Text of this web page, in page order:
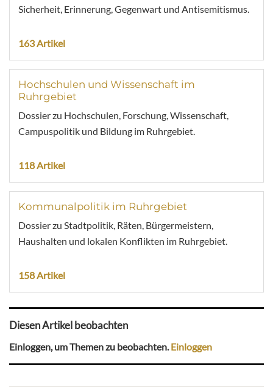
Sicherheit, Erinnerung, Gegenwart und Antisemitismus.
163 Artikel
Hochschulen und Wissenschaft im
Ruhrgebiet
Dossier zu Hochschulen, Forschung, Wissenschaft,
Campuspolitik und Bildung im Ruhrgebiet.
118 Artikel
Kommunalpolitik im Ruhrgebiet
Dossier zu Stadtpolitik, Räten, Bürgermeistern,
Haushalten und lokalen Konflikten im Ruhrgebiet.
158 Artikel
Diesen Artikel beobachten
Einloggen, um Themen zu beobachten.Einloggen